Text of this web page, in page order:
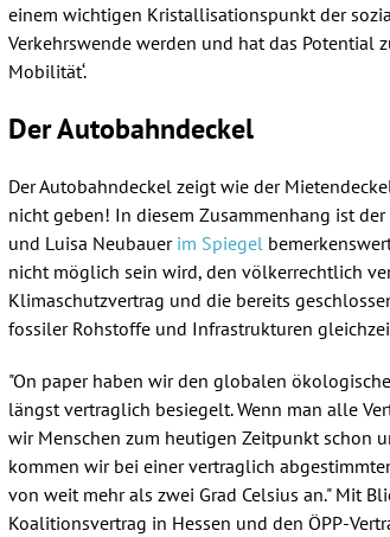
einem wichtigen Kristallisationspunkt der
Verkehrswende werden und hat das Potential
Mobilität‘.
Der Autobahndeckel
Der Autobahndeckel zeigt wie der
nicht geben! In diesem Zusammenhang ist
und Luisa Neubauer im Spiegel
nicht möglich sein wird, den völkerrechtlich
Klimaschutzvertrag und die bereits
fossiler Rohstoffe und Infrastrukturen
"On paper haben wir den globalen
längst vertraglich besiegelt. Wenn man alle
wir Menschen zum heutigen Zeitpunkt schon
kommen wir bei einer vertraglich
von weit mehr als zwei Grad Celsius an." Mit
Koalitionsvertrag in Hessen und den ÖPP-